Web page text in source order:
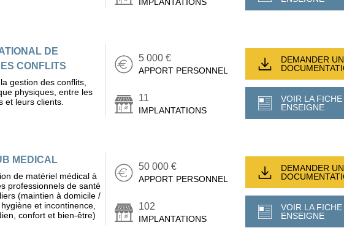
IMPLANTATIONS
DE
CONFLITS
gestion des conflits,
physiques, entre les
et leurs clients.
5 000 €
APPORT PERSONNEL
11
IMPLANTATIONS
DEMANDER
VOIR LA FICHE
ENSEIGNE
MEDICAL
de matériel médical à
professionnels de santé
(maintien à domicile /
et incontinence,
confort et bien-être)
50 000 €
APPORT PERSONNEL
102
IMPLANTATIONS
DEMANDER
VOIR LA FICHE
ENSEIGNE